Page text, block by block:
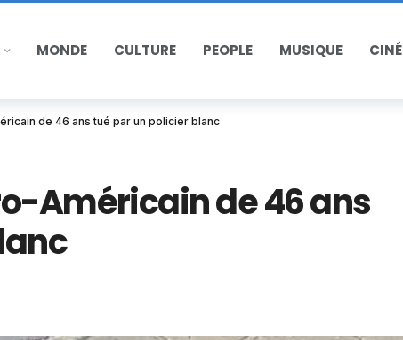
MONDE CULTURE PEOPLE MUSIQUE CINÉ
de 46 ans tué par un policier blanc
Américain de 46 ans